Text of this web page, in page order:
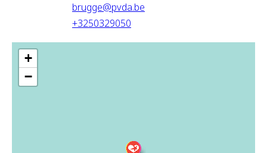
brugge@pvda.be
+3250329050
+
−